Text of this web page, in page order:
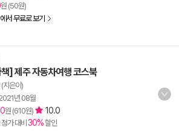
원 (50원)
서 무료로 보기
] 제주 자동차여행 코스북
(지은이)
년 08월
원 (610원) 10.0
가 대비 30%할인